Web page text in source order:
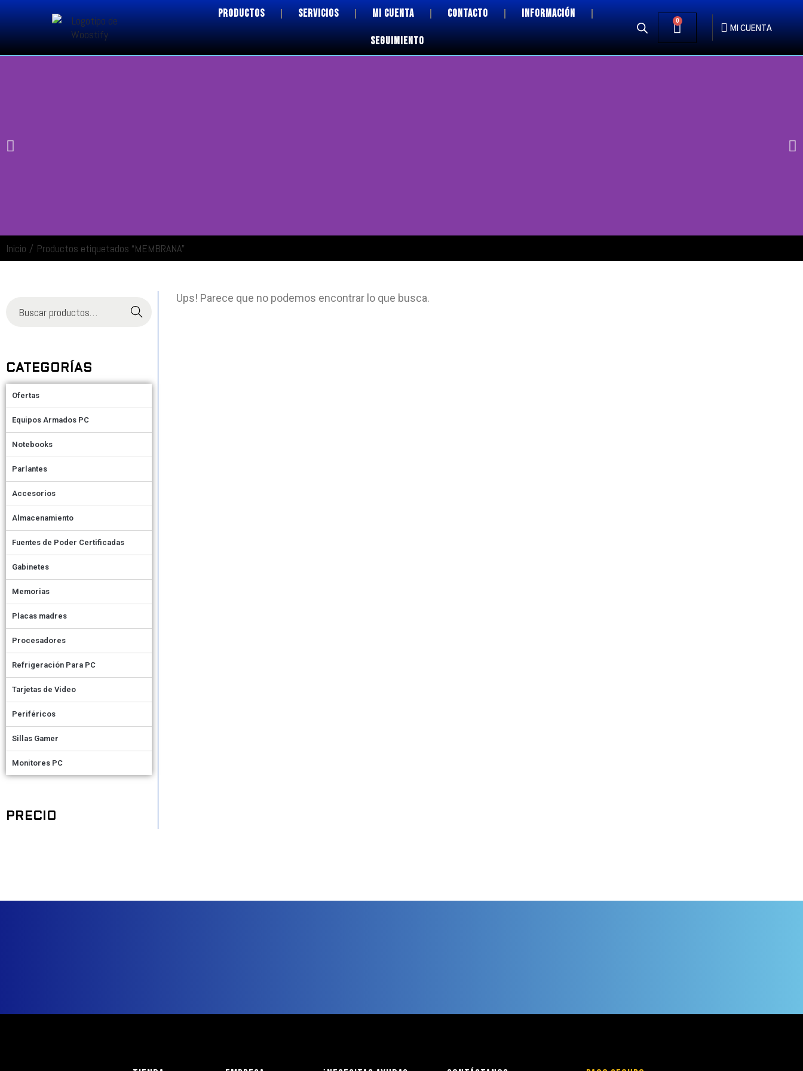
PRODUCTOS SERVICIOS MI CUENTA CONTACTO INFORMACIÓN
SEGUIMIENTO
0
MI CUENTA
ENTRAR
Inicio / Productos etiquetados “MEMBRANA”
Buscar
CATEGORÍAS
Ofertas
Equipos Armados PC
Notebooks
Parlantes
Accesorios
Almacenamiento
Fuentes de Poder Certificadas
Gabinetes
Memorias
Placas madres
Procesadores
Refrigeración Para PC
Tarjetas de Video
Periféricos
Sillas Gamer
Monitores PC
PRECIO
Ups! Parece que no podemos encontrar lo que busca.